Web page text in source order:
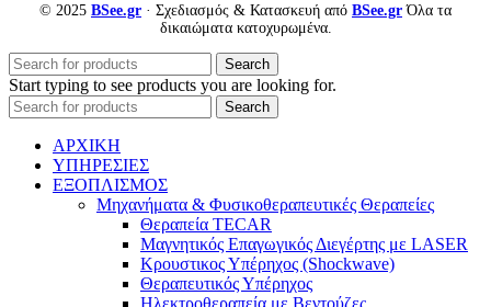
© 2025 BSee.gr · Σχεδιασμός & Κατασκευή από BSee.gr Όλα τα
δικαιώματα κατοχυρωμένα.
Search
Start typing to see products you are looking for.
Search
ΑΡΧΙΚΗ
ΥΠΗΡΕΣΙΕΣ
ΕΞΟΠΛΙΣΜΟΣ
Μηχανήματα & Φυσικοθεραπευτικές Θεραπείες
Θεραπεία TECAR
Μαγνητικός Επαγωγικός Διεγέρτης με LASER
Κρουστικος Υπέρηχος (Shockwave)
Θεραπευτικός Υπέρηχος
Ηλεκτροθεραπεία με Βεντούζες